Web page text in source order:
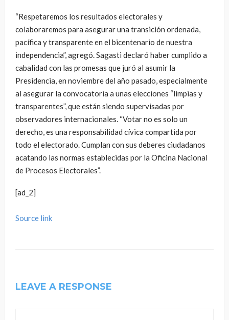
“Respetaremos los resultados electorales y
colaboraremos para asegurar una transición ordenada,
pacífica y transparente en el bicentenario de nuestra
independencia”, agregó. Sagasti declaró haber cumplido a
cabalidad con las promesas que juró al asumir la
Presidencia, en noviembre del año pasado, especialmente
al asegurar la convocatoria a unas elecciones “limpias y
transparentes”, que están siendo supervisadas por
observadores internacionales. “Votar no es solo un
derecho, es una responsabilidad cívica compartida por
todo el electorado. Cumplan con sus deberes ciudadanos
acatando las normas establecidas por la Oficina Nacional
de Procesos Electorales”.
[ad_2]
Source link
LEAVE A RESPONSE